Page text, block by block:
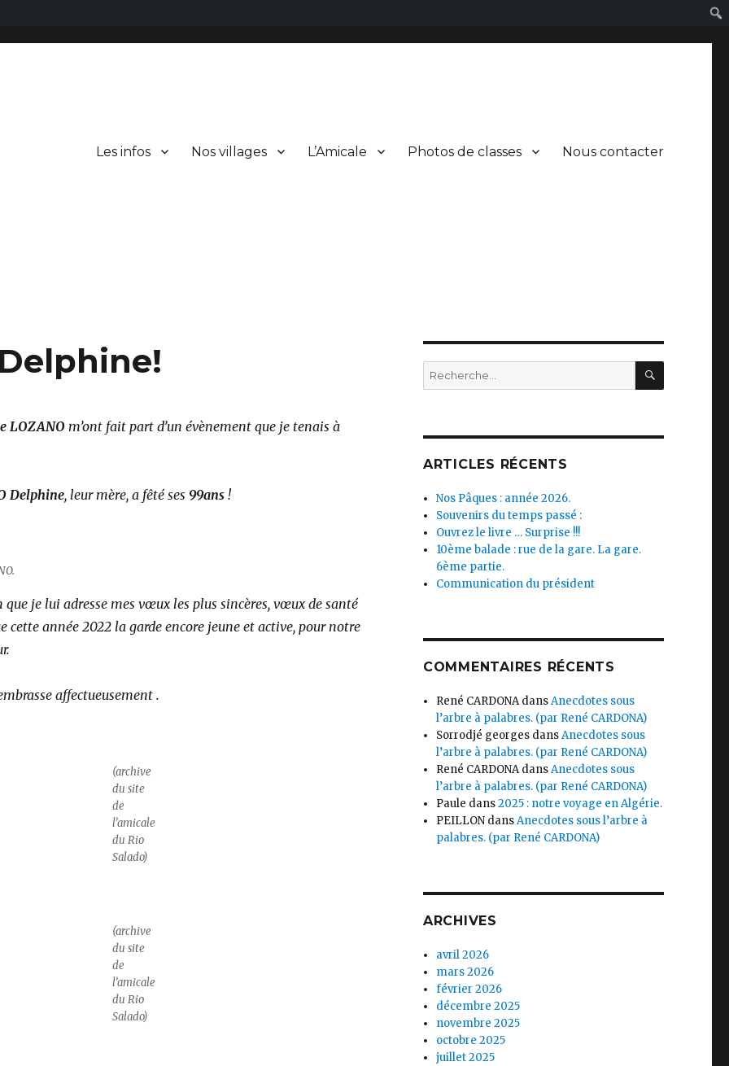
Les infos Nos villages L’Amicale Photos de classes Nous contacter
LOZANOm’ont fait part d’un évènement que je tenais à
Delphine, leur mère, a fêté ses 99ans!
que je lui adresse mes vœux les plus sincères, vœux de santé
cette année 2022 la garde encore jeune et active, pour notre
affectueusement .
(archive
du site
de
l’amicale
du Rio
Salado)
(archive
du site
de
l’amicale
du Rio
Salado)
Recherche
pour :
ARTICLES RÉCENTS
Nos Pâques : année 2026.
Souvenirs du temps passé :
Ouvrez le livre … Surprise !!!
10ème balade : rue de la gare. La gare.
6ème partie.
Communication du président
COMMENTAIRES RÉCENTS
René CARDONAdansAnecdotes sous
l’arbre à palabres. (par René CARDONA)
Sorrodjé georges dansAnecdotes sous
l’arbre à palabres. (par René CARDONA)
René CARDONAdansAnecdotes sous
l’arbre à palabres. (par René CARDONA)
Paule dans2025 : notre voyage en Algérie.
PEILLON dansAnecdotes sous l’arbre à
palabres. (par René CARDONA)
ARCHIVES
avril 2026
mars 2026
février 2026
décembre 2025
novembre 2025
octobre 2025
juillet 2025